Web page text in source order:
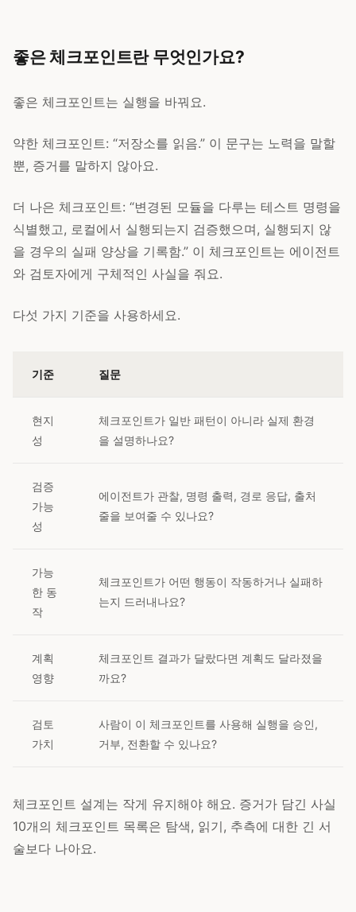
좋은 체크포인트란 무엇인가요?
좋은 체크포인트는 실행을 바꿔요.
약한 체크포인트: “저장소를 읽음.” 이 문구는 노력을 말할
뿐, 증거를 말하지 않아요.
더 나은 체크포인트: “변경된 모듈을 다루는 테스트 명령을
식별했고, 로컬에서 실행되는지 검증했으며, 실행되지 않
을 경우의 실패 양상을 기록함.” 이 체크포인트는 에이전트
와 검토자에게 구체적인 사실을 줘요.
다섯 가지 기준을 사용하세요.
기준 질문
현지
성
체크포인트가 일반 패턴이 아니라 실제 환경
을 설명하나요?
검증
가능
성
에이전트가 관찰, 명령 출력, 경로 응답, 출처
줄을 보여줄 수 있나요?
가능
한 동
작
체크포인트가 어떤 행동이 작동하거나 실패하
는지 드러내나요?
계획
영향
체크포인트 결과가 달랐다면 계획도 달라졌을
까요?
검토
가치
사람이 이 체크포인트를 사용해 실행을 승인,
거부, 전환할 수 있나요?
체크포인트 설계는 작게 유지해야 해요. 증거가 담긴 사실
10개의 체크포인트 목록은 탐색, 읽기, 추측에 대한 긴 서
술보다 나아요.